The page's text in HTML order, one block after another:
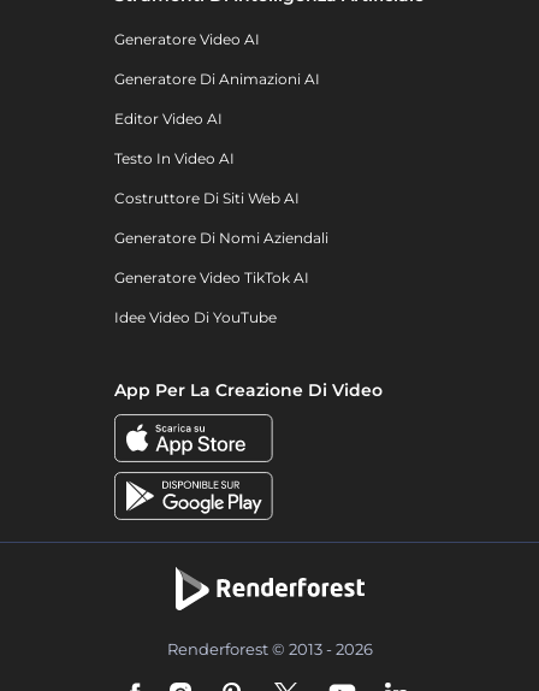
Generatore Video AI
Generatore Di Animazioni AI
Editor Video AI
Testo In Video AI
Costruttore Di Siti Web AI
Generatore Di Nomi Aziendali
Generatore Video TikTok AI
Idee Video Di YouTube
App Per La Creazione Di Video
Renderforest © 2013 - 2026